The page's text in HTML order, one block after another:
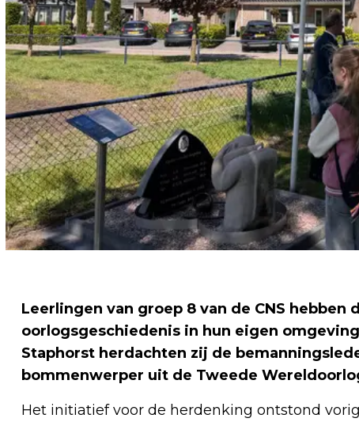
Leerlingen van groep 8 van de CNS
oorlogsgeschiedenis in hun eigen
Staphorst herdachten zij de
bommenwerper uit de Tweede
Het initiatief voor de herdenking ontstond